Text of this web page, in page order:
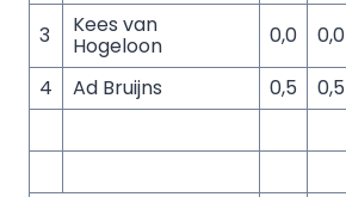
3
Kees van
Hogeloon 0,0 0,0
4
Ad Bruijns 0,5 0,5